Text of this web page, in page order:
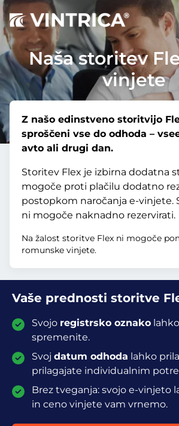
Naša storitev
vinjete
Z našo edinstveno storitvijo
sproščeni vse do odhoda –
avto ali drugi dan.
Storitev Flex je izbirna dodatna
mogoče proti plačilu dodatno
postopkom naročanja e-vinjete.
ni mogoče naknadno rezervirati.
Na žalost storitve Flex ni mogoče
romunske vinjete.
Vaše prednosti storitve
Svojo registrsko oznako
spremenite.
Svoj datum odhoda lahko
prilagajate individualnim
Brez tveganja: svojo e-vinjeto
in ceno vinjete vam vrnemo.